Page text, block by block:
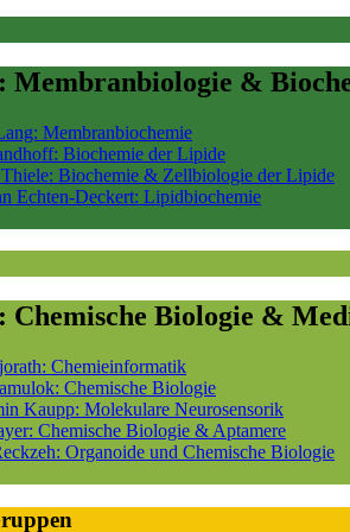
Membranbiologie &
Membranbiochemie
Biochemie der Lipide
Biochemie & Zellbiologie der Lipide
Echten-Deckert: Lipidbiochemie
Chemische Biologie &
Chemieinformatik
Chemische Biologie
Kaupp: Molekulare Neurosensorik
Chemische Biologie & Aptamere
Organoide und Chemische Biologie